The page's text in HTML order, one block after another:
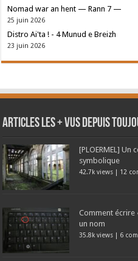
Nomad war an hent — Rann 7 —
25 juin 2026
Distro Ai'ta ! - 4 Munud e Breizh
23 juin 2026
Articles les + vus depuis
[PLOERMEL] Un
symbolique
42.7k views | 12
Comment écrire
un nom
35.8k views | 6